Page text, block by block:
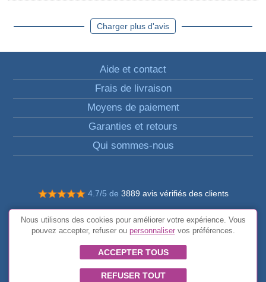
Charger plus d'avis
Aide et contact
Frais de livraison
Moyens de paiement
Garanties et retours
Qui sommes-nous
4.7/5 de 3889 avis vérifiés des clients
© Tous droits réservés FunToCome
Conditions générales
Nous utilisons des cookies pour améliorer votre expérience. Vous
pouvez accepter, refuser ou personnaliservos préférences.
ACCEPTER TOUS
REFUSER TOUT